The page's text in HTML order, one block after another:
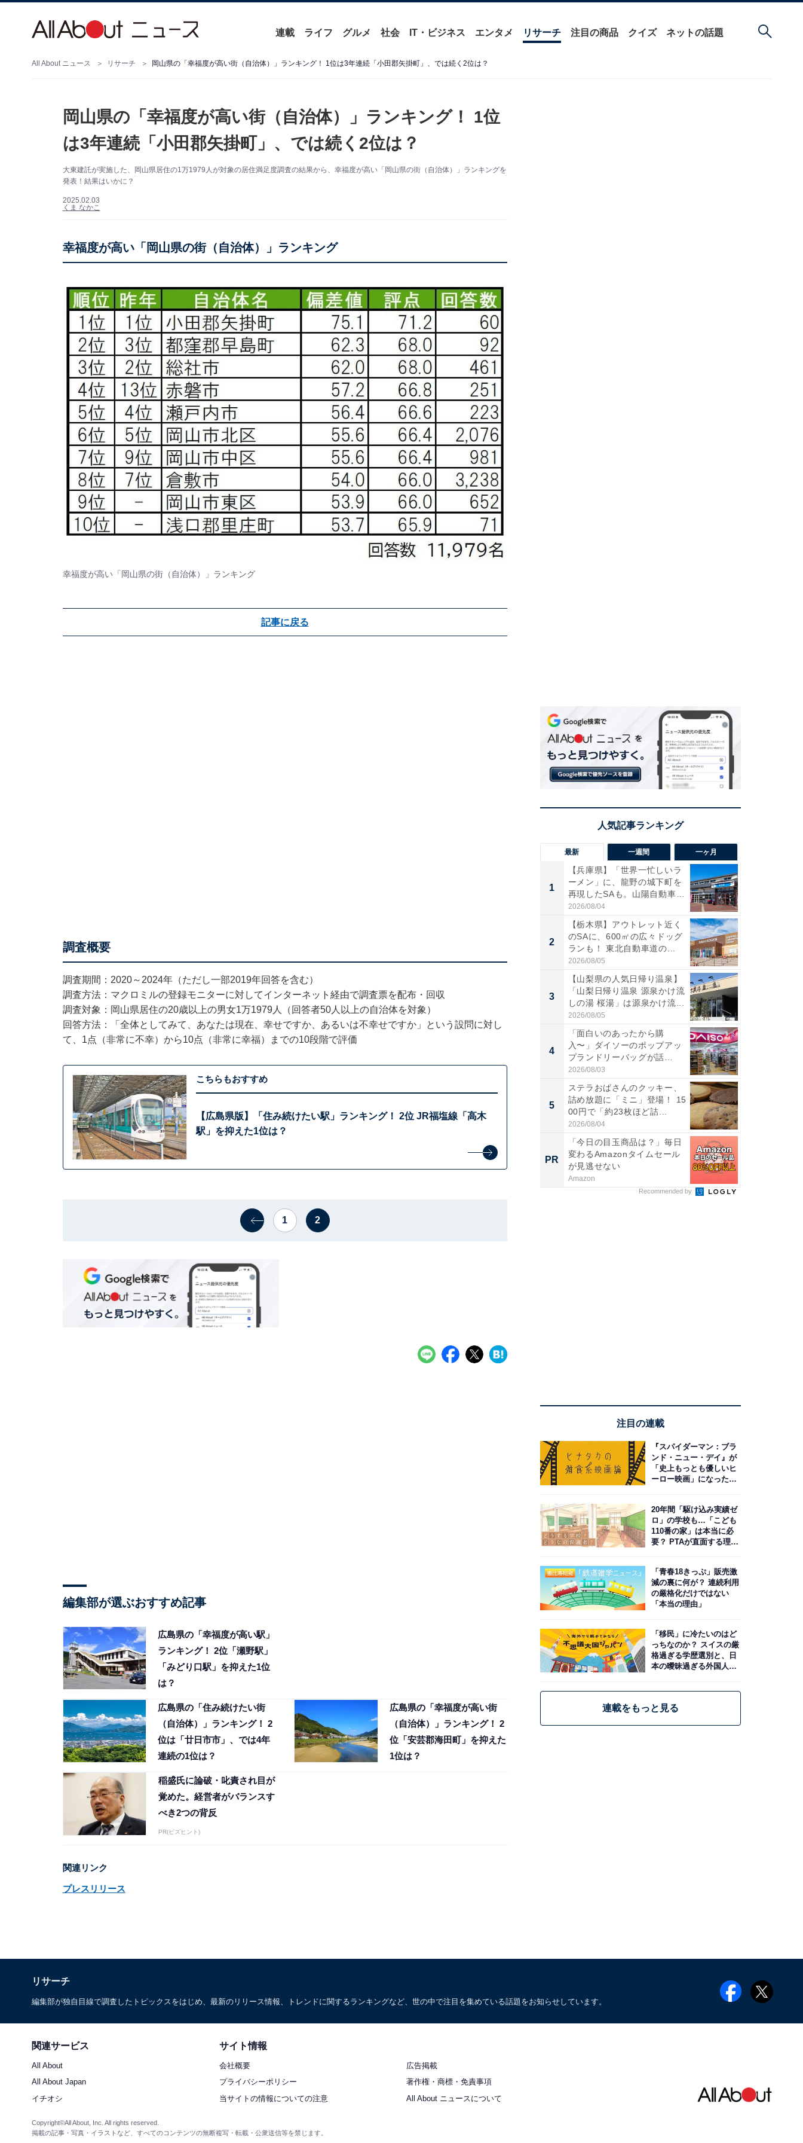
連載 ライフ グルメ 社会 IT・ビジネス エンタメ リサーチ 注目の商品 クイズ ネットの話題
All About ニュース リサーチ 岡山県の「幸福度が高い街（自治体）」ランキング！ 1位は3年連続「小田郡矢掛町」、では続く2位は？
岡山県の「幸福度が高い街（自治体）」ランキング！ 1位
は3年連続「小田郡矢掛町」、では続く2位は？
大東建託が実施した、岡山県居住の1万1979人が対象の居住満足度調査の結果から、幸福度が高い「岡山県の街（自治体）」ランキングを
発表！結果はいかに？
2025.02.03
くま なかこ
幸福度が高い「岡山県の街（自治体）」ランキング
幸福度が高い「岡山県の街（自治体）」ランキング
記事に戻る
調査概要
調査期間：2020～2024年（ただし一部2019年回答を含む）
調査方法：マクロミルの登録モニターに対してインターネット経由で調査票を配布・回収
調査対象：岡山県居住の20歳以上の男女1万1979人（回答者50人以上の自治体を対象）
回答方法：「全体としてみて、あなたは現在、幸せですか、あるいは不幸せですか」という設問に対し
て、1点（非常に不幸）から10点（非常に幸福）までの10段階で評価
こちらもおすすめ
【広島県版】「住み続けたい駅」ランキング！ 2位 JR福塩線「高木
駅」を抑えた1位は？
1 2
編集部が選ぶおすすめ記事
広島県の「幸福度が高い駅」
ランキング！ 2位「瀬野駅」
「みどり口駅」を抑えた1位
は？
広島県の「住み続けたい街
（自治体）」ランキング！ 2
位は「廿日市市」、では4年
連続の1位は？
広島県の「幸福度が高い街
（自治体）」ランキング！ 2
位「安芸郡海田町」を抑えた
1位は？
稲盛氏に論破・叱責され目が
覚めた。経営者がバランスす
べき2つの背反
PR(ビズヒント)
関連リンク
プレスリリース
最新 一週間 一ヶ月
1
【兵庫県】「世界一忙しいラ
ーメン」に、龍野の城下町を
再現したSAも。山陽自動車
道...
2026/08/04
2
【栃木県】アウトレット近く
のSAに、600㎡の広々ドッグ
ランも！ 東北自動車道の...
2026/08/05
3
【山梨県の人気日帰り温泉】
「山梨日帰り温泉 源泉かけ流
しの湯 桜湯」は源泉かけ流...
2026/08/05
4
「面白いのあったから購
入〜」ダイソーのポップアッ
プランドリーバッグが話
題。“さま...
2026/08/03
5
ステラおばさんのクッキー、
詰め放題に「ミニ」登場！ 15
00円で「約23枚ほど詰...
2026/08/04
PR
「今日の目玉商品は？」毎日
変わるAmazonタイムセール
が見逃せない
Amazon
Recommended by
注目の連載
『スパイダーマン：ブラ
ンド・ニュー・デイ』が
「史上もっとも優しいヒ
ーロー映画」になった理
20年間「駆け込み実績ゼ
ロ」の学校も…「こども
110番の家」は本当に必
要？ PTAが直面する理想
「青春18きっぷ」販売激
減の裏に何が？ 連続利用
の厳格化だけではない
「本当の理由」
「移民」に冷たいのはど
っちなのか？ スイスの厳
格過ぎる学歴選別と、日
本の曖昧過ぎる外国人政
連載をもっと見る
リサーチ
編集部が独自目線で調査したトピックスをはじめ、最新のリリース情報、トレンドに関するランキングなど、世の中で注目を集めている話題をお知らせしています。
関連サービス
All About
All About Japan
イチオシ
サイト情報
会社概要
広告掲載
プライバシーポリシー
著作権・商標・免責事項
当サイトの情報についての注意
All About ニュースについて
Copyright©All About, Inc. All rights reserved.
掲載の記事・写真・イラストなど、すべてのコンテンツの無断複写・転載・公衆送信等を禁じます。